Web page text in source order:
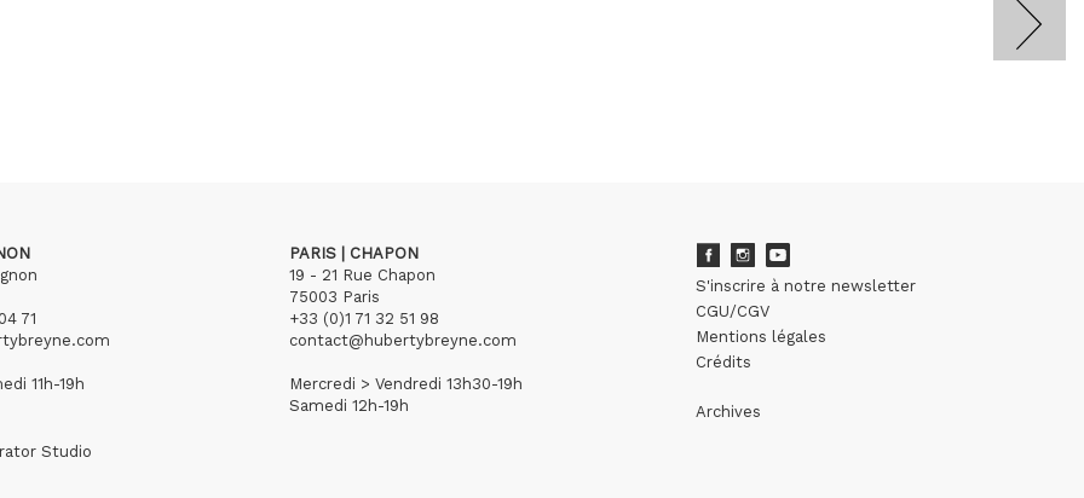
71
11h-19h
PARIS | CHAPON
19 - 21 Rue Chapon
75003 Paris
+33 (0)1 71 32 51 98
contact@hubertybreyne.com
Mercredi > Vendredi 13h30-19h
Samedi 12h-19h
S'inscrire à notre newsletter
CGU/CGV
Mentions légales
Crédits
Archives
Studio